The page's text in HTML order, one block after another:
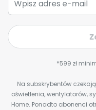
*599 zł
Na subskrybentów
oświetlenia, wentylatorów,
Home. Ponadto abonenci